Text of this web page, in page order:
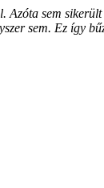
Azóta sem
sem. Ez így